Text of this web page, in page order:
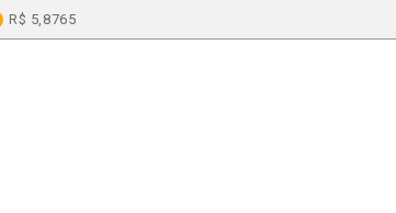
5,8765